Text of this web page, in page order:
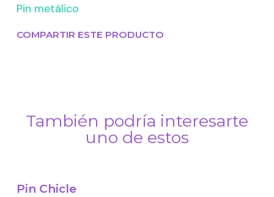
Pin metálico
COMPARTIR ESTE PRODUCTO
También podría interesarte
uno de estos
Pin Chicle